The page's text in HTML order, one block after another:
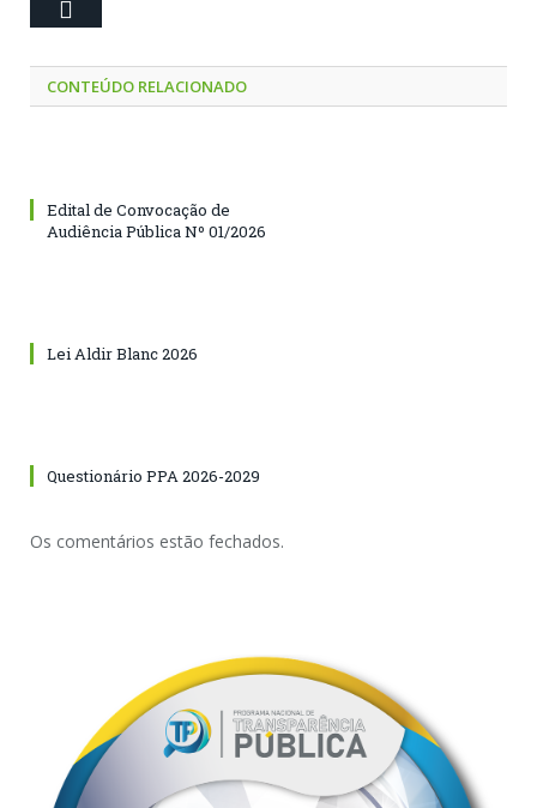
CONTEÚDO RELACIONADO
Edital de Convocação de
Audiência Pública Nº 01/2026
Lei Aldir Blanc 2026
Questionário PPA 2026-2029
Os comentários estão fechados.